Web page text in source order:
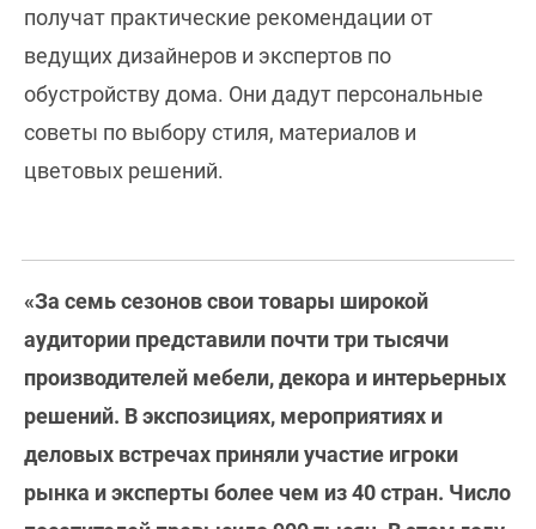
получат практические рекомендации от
ведущих дизайнеров и экспертов по
обустройству дома. Они дадут персональные
советы по выбору стиля, материалов и
цветовых решений.
«За семь сезонов свои товары широкой
аудитории представили почти три тысячи
производителей мебели, декора и интерьерных
решений. В экспозициях, мероприятиях и
деловых встречах приняли участие игроки
рынка и эксперты более чем из 40 стран. Число